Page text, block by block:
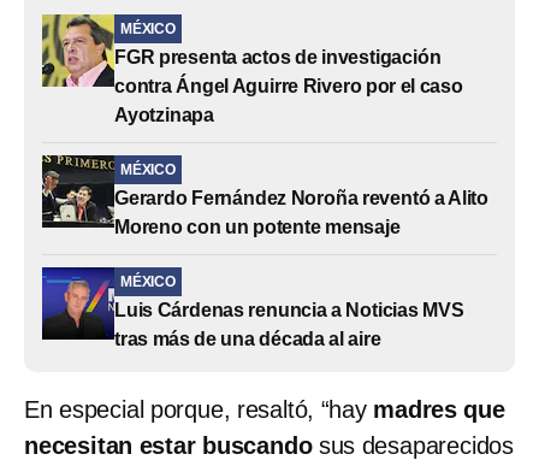
MÉXICO
FGR presenta actos de investigación
contra Ángel Aguirre Rivero por el caso
Ayotzinapa
MÉXICO
Gerardo Fernández Noroña reventó a Alito
Moreno con un potente mensaje
MÉXICO
Luis Cárdenas renuncia a Noticias MVS
tras más de una década al aire
En especial porque, resaltó, “hay madres que
necesitan estar buscandosus desaparecidos